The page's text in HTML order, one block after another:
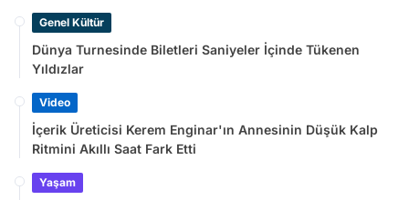
Genel Kültür
Dünya Turnesinde Biletleri Saniyeler İçinde Tükenen
Yıldızlar
Video
İçerik Üreticisi Kerem Enginar'ın Annesinin Düşük Kalp
Ritmini Akıllı Saat Fark Etti
Yaşam